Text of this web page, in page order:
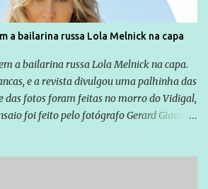
só ser informado sobre operações
que podem retirar ou não direitos, ou
é preciso levar até as pessoas, do mais
o que diz a nossa Constituição, quais são
...
a bailarina russa Lola Melnick na capa
a bailarina russa Lola Melnick na capa.
e a revista divulgou uma palhinha das
das fotos foram feitas no morro do Vidigal,
foi feito pelo fotógrafo Gerard Giaume